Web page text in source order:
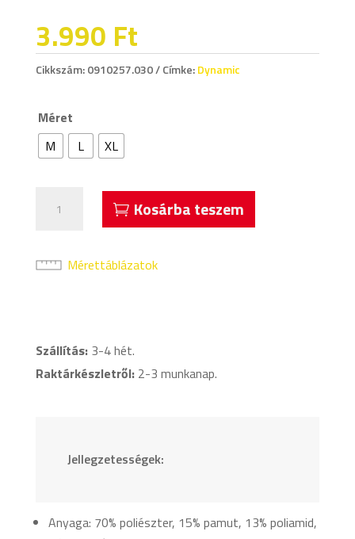
3.990 Ft
Cikkszám:0910257.030 Címke:Dynamic
Méret
M
L XL
Dynamic
Fehér
Kosárba teszem
Mérettáblázatok
Szállítás:3-4 hét.
Raktárkészletről:2-3 munkanap.
Jellegzetességek:
Anyaga: 70% poliészter, 15% pamut, 13% poliamid,